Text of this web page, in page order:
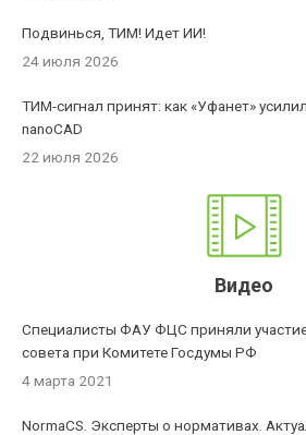
Подвинься, ТИМ! Идет ИИ!
24 июля 2026
ТИМ-сигнал принят: как «Уфанет»
nanoCAD
22 июля 2026
Видео
Специалисты ФАУ ФЦС приняли участие
совета при Комитете Госдумы РФ
4 марта 2021
NormaCS. Эксперты о нормативах.